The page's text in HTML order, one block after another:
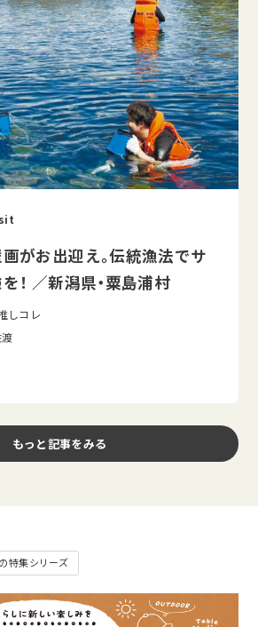
がお出迎え。伝統漁法でサ
！ ／新潟県・粟島浦村
しコレ
もっと記事をみる
特集シリーズ